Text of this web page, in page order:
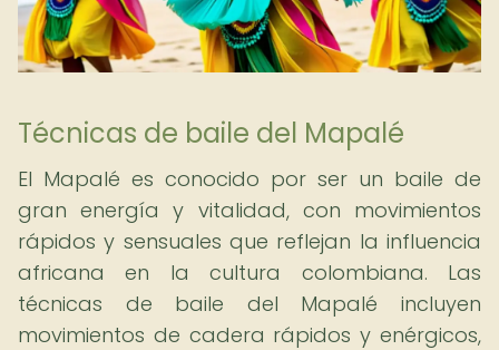
Técnicas de baile del Mapalé
El Mapalé es conocido por ser un baile de
gran energía y vitalidad, con movimientos
rápidos y sensuales que reflejan la influencia
africana en la cultura colombiana. Las
técnicas de baile del Mapalé incluyen
movimientos de cadera rápidos y enérgicos,